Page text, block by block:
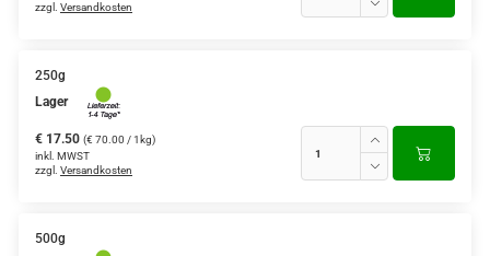
zzgl. Versandkosten
250g
Lager
€ 17.50 (€ 70.00 / 1kg)
inkl. MWST
zzgl. Versandkosten
500g